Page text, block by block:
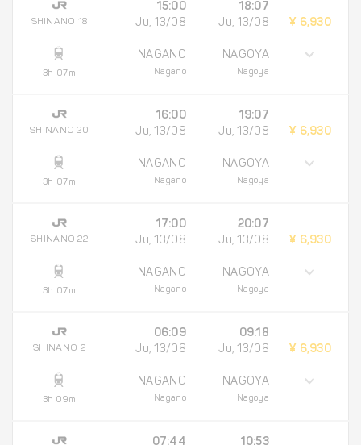
SHINANO 18
3h 07m
15:00
Ju, 13/08
NAGANO
Nagano
18:07
Ju, 13/08
NAGOYA
Nagoya
¥ 6,930
SHINANO 20
3h 07m
16:00
Ju, 13/08
NAGANO
Nagano
19:07
Ju, 13/08
NAGOYA
Nagoya
¥ 6,930
SHINANO 22
3h 07m
17:00
Ju, 13/08
NAGANO
Nagano
20:07
Ju, 13/08
NAGOYA
Nagoya
¥ 6,930
SHINANO 2
3h 09m
06:09
Ju, 13/08
NAGANO
Nagano
09:18
Ju, 13/08
NAGOYA
Nagoya
¥ 6,930
07:44 10:53